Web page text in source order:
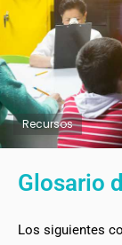
Recursos
Glosario
Los siguientes